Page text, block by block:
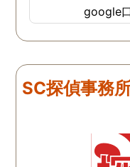
依頼しました。
私と一緒に戦って
感じがして、心強
現在離婚調停中で
士さんも紹介して
google
SC探偵事務